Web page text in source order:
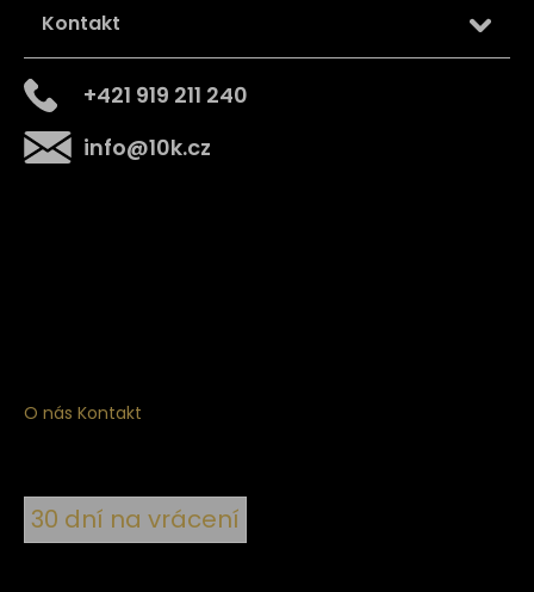
Kontakt
info@10k.cz
+421 919 211 240
O nás Kontakt
30 dní na vrácení